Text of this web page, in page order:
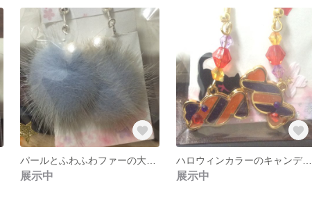
展示中
ハロウィンカラーのキャンディピアス
展示中